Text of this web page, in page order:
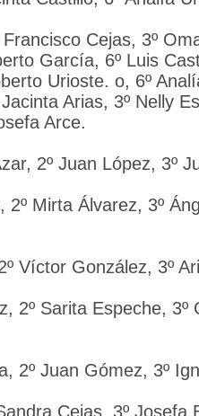
Cejas, 3º
García, 6º Luis
Urioste. o, 6º
Arias, 3º Nelly
Arce.
2º Juan López, 3º
2º Mirta Álvarez, 3º
Víctor González, 3º
2º Sarita Espeche,
2º Juan Gómez, 3º
Cejas, 3º Josefa